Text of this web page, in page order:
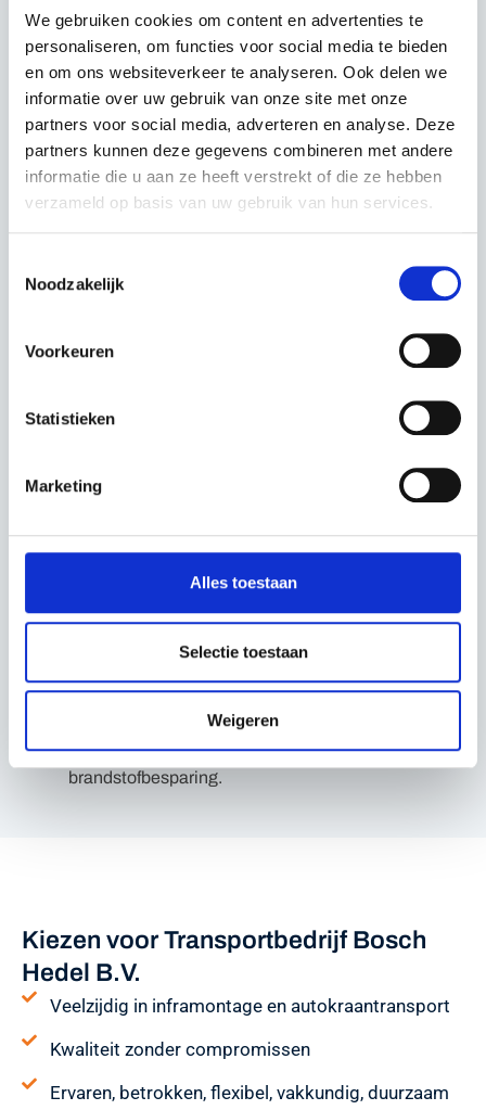
We gebruiken cookies om content en advertenties te
personaliseren, om functies voor social media te bieden
en om ons websiteverkeer te analyseren. Ook delen we
informatie over uw gebruik van onze site met onze
partners voor social media, adverteren en analyse. Deze
partners kunnen deze gegevens combineren met andere
informatie die u aan ze heeft verstrekt of die ze hebben
verzameld op basis van uw gebruik van hun services.
Noodzakelijk
Voorkeuren
Statistieken
Marketing
Alles toestaan
Selectie toestaan
Weigeren
met de fysieke arbeidsbelasting van deze oudere
medewerkers.
Scheiden van afval, papier en karton en afvoer
naar een erkende (afval)verwerker.
Multifunctionele print/kopieerapparaten met
energiebesparende slaapfunctie.
Ons nieuwe energiezuinige bedrijfspand wordt
zonnepanelen waarmee het eigen
van triple beglazing.
volgsysteem zodat onze planning op ieder
moment van de dag kan zien waar onze
medewerkers zich exact bevinden. Bij een
spoedklus kunnen wij direct met ons GPS-
volgsysteem zien welke medewerker het snelst
op de gewenste locatie kan zijn en voorkomen
we onnodige kilometers wat resulteert in
brandstofbesparing.
Kiezen voor Transportbedrijf Bosch
Hedel B.V.
Veelzijdig in inframontage en autokraantransport
Kwaliteit zonder compromissen
Ervaren, betrokken, flexibel, vakkundig, duurzaam